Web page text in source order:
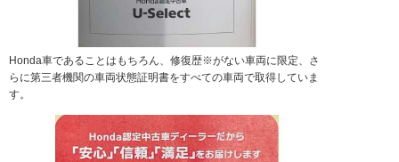
Honda車であることはもちろん、修復歴※がない車両に限定、さ
らに第三者機関の車両状態証明書をすべての車両で取得していま
す。